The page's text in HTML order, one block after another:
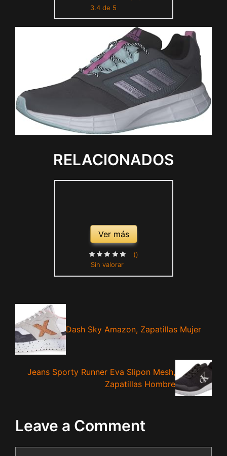
3.4 de 5
RELACIONADOS
Ver más
Sin valorar
()
Dash Sky Amazon, Zapatillas Mujer
Jeans Sporty Runner Eva Slipon Mesh,
Zapatillas Hombre
Leave a Comment